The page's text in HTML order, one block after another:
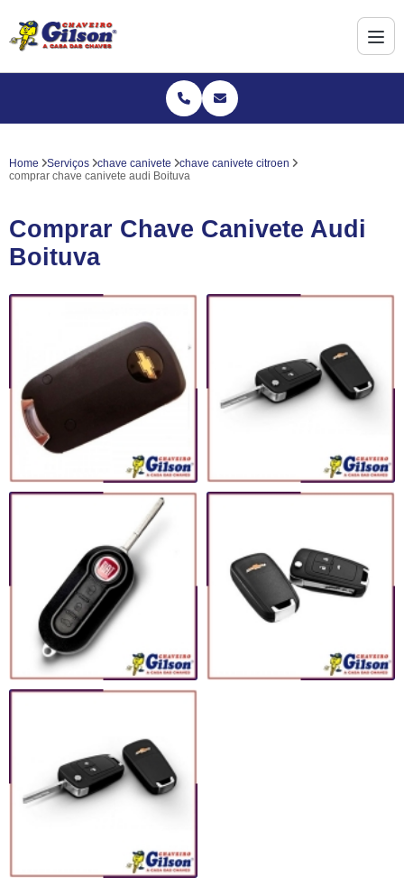
Home Serviços chave canivete
chave canivete citroen
comprar chave canivete audi Boituva
Comprar Chave Canivete Audi
Boituva